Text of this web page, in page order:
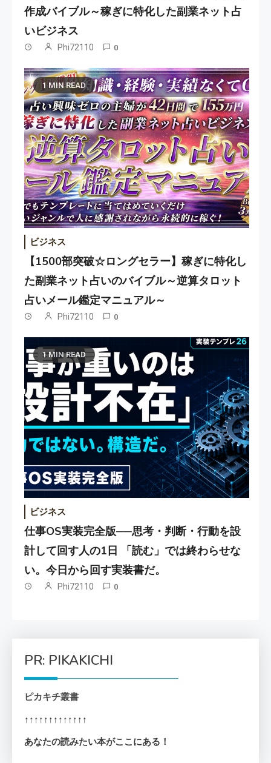
作成バイブル～稼ぎに特化した副業ネット占
いビジネス
Phi72110 0
1 MIN READ
ビジネス
【1500部突破☆ロングセラー】稼ぎに特化し
た副業ネット占いのバイブル～逆算タロット
占いメール鑑定マニュアル～
Phi72110 0
1 MIN READ
ビジネス
仕事OS実装完全版──思考・判断・行動を設
計して回す人の1日 「読む」では終わらせな
い。今日から回す実装書だ。
Phi72110 0
PR: PIKAKICHI
ピカキチ叢書
↑↑↑↑↑↑↑↑↑↑↑↑↑
あなたの読みたい本がここにある！